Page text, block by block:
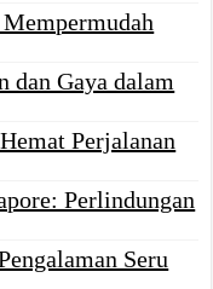
dan Gaya dalam
Perjalanan
Perlindungan
Seru